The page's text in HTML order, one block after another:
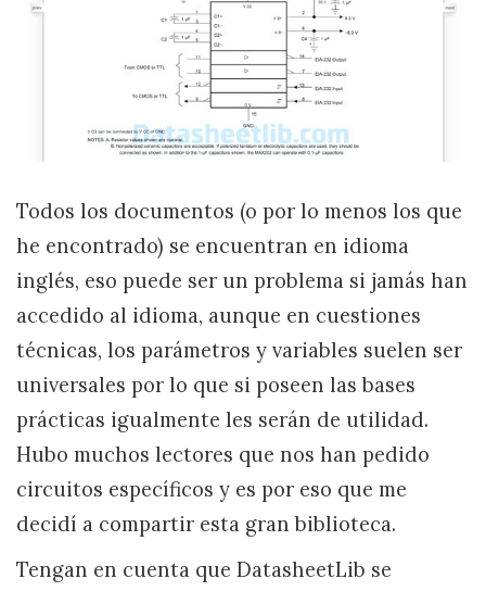
Todos los documentos (o por lo menos los que
he encontrado) se encuentran en idioma
inglés, eso puede ser un problema si jamás han
accedido al idioma, aunque en cuestiones
técnicas, los parámetros y variables suelen ser
universales por lo que si poseen las bases
prácticas igualmente les serán de utilidad.
Hubo muchos lectores que nos han pedido
circuitos específicos y es por eso que me
decidí a compartir esta gran biblioteca.
Tengan en cuenta que DatasheetLib se